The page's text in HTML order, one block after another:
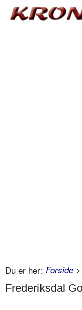
Du er her: Forside
Frederiksdal